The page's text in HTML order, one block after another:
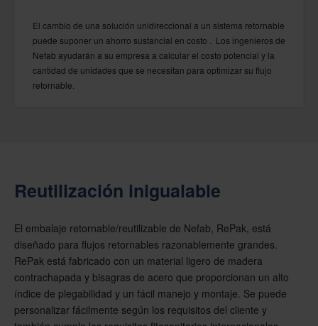
El cambio de una solución unidireccional a un sistema retornable
puede suponer un ahorro sustancial en costo . Los ingenieros de
Nefab ayudarán a su empresa a calcular el costo potencial y la
cantidad de unidades que se necesitan para optimizar su flujo
retornable.
Reutilización inigualable
El embalaje retornable/reutilizable de Nefab, RePak, está
diseñado para flujos retornables razonablemente grandes.
RePak está fabricado con un material ligero de madera
contrachapada y bisagras de acero que proporcionan un alto
índice de plegabilidad y un fácil manejo y montaje. Se puede
personalizar fácilmente según los requisitos del cliente y